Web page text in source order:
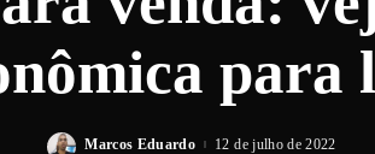
Marcos Eduardo 12 de julho de 2022